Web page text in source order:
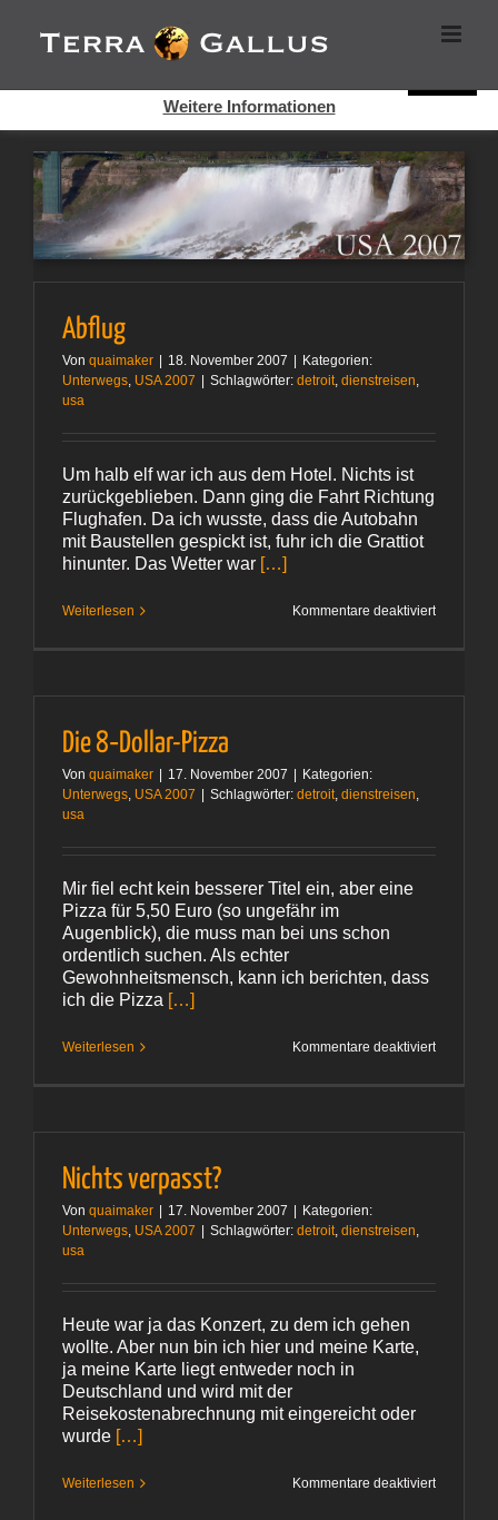
Inhalt
springen
Abflug
Von quaimaker 18. November 2007
Kategorien:
Unterwegs, USA 2007 Schlagwörter: detroit, dienstreisen,
usa
Um halb elf war ich aus dem Hotel. Nichts ist
zurückgeblieben. Dann ging die Fahrt Richtung
Flughafen. Da ich wusste, dass die Autobahn
mit Baustellen gespickt ist, fuhr ich die Grattiot
hinunter. Das Wetter war […]
Weiterlesen Kommentare deaktiviertfür
Die 8‑Dollar-Pizza
Von quaimaker 17. November 2007
Kategorien:
Unterwegs, USA 2007 Schlagwörter: detroit, dienstreisen,
usa
Mir fiel echt kein besserer Titel ein, aber eine
Pizza für 5,50 Euro (so ungefähr im
Augenblick), die muss man bei uns schon
ordentlich suchen. Als echter
Gewohnheitsmensch, kann ich berichten, dass
ich die Pizza […]
Weiterlesen Kommentare deaktiviertfür
Nichts verpasst?
Von quaimaker 17. November 2007
Kategorien:
Unterwegs, USA 2007 Schlagwörter: detroit, dienstreisen,
usa
Heute war ja das Konzert, zu dem ich gehen
wollte. Aber nun bin ich hier und meine Karte,
ja meine Karte liegt entweder noch in
Deutschland und wird mit der
Reisekostenabrechnung mit eingereicht oder
wurde […]
Weiterlesen Kommentare deaktiviertfür
Cookies helfen auf auf dieser Seite bei der Bereitstellung der
Dienste. Durch die Nutzung dieser Webseite erklären Sie sich
Weitere Informationen